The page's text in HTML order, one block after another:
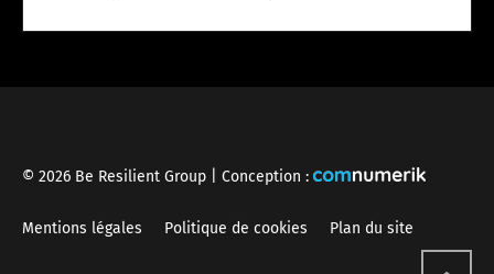
© 2026 Be Resilient Group | Conception :
Mentions légales Politique de cookies Plan du site